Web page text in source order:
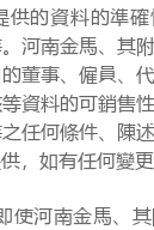
供的資料的準
河南金馬、其
董事、僱員、
資料的可銷售
任何條件、陳
如有任何變更
河南金馬、其